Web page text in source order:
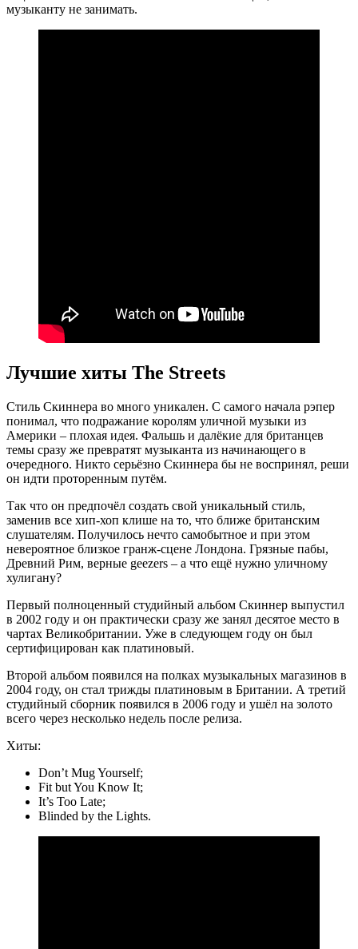
музыканту не занимать.
Лучшие хиты The Streets
Стиль Скиннера во много уникален. С самого начала рэпер
понимал, что подражание королям уличной музыки из
Америки – плохая идея. Фальшь и далёкие для британцев
темы сразу же превратят музыканта из начинающего в
очередного. Никто серьёзно Скиннера бы не воспринял, реши
он идти проторенным путём.
Так что он предпочёл создать свой уникальный стиль,
заменив все хип-хоп клише на то, что ближе британским
слушателям. Получилось нечто самобытное и при этом
невероятное близкое гранж-сцене Лондона. Грязные пабы,
Древний Рим, верные geezers – а что ещё нужно уличному
хулигану?
Первый полноценный студийный альбом Скиннер выпустил
в 2002 году и он практически сразу же занял десятое место в
чартах Великобритании. Уже в следующем году он был
сертифицирован как платиновый.
Второй альбом появился на полках музыкальных магазинов в
2004 году, он стал трижды платиновым в Британии. А третий
студийный сборник появился в 2006 году и ушёл на золото
всего через несколько недель после релиза.
Хиты:
Don’t Mug Yourself;
Fit but You Know It;
It’s Too Late;
Blinded by the Lights.